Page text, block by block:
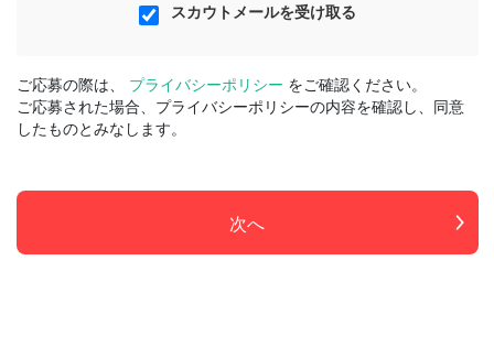
スカウトメールを受け取る
ご応募の際は、 プライバシーポリシー をご確認ください。
ご応募された場合、プライバシーポリシーの内容を確認し、同意
したものとみなします。
次へ